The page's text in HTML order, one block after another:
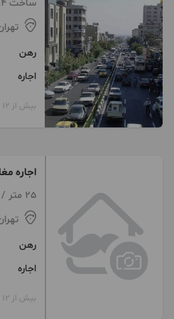
ساخت 1394
رهن
اجاره
بیش از 12 ماه پیش
اجاره
25 متر / ساخت 1391
رهن
اجاره
بیش از 12 ماه پیش